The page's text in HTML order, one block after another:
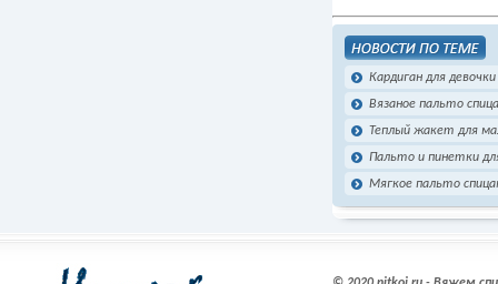
Кардиган для девочки
Вязаное пальто
Теплый жакет для
Пальто и пинетки
Мягкое пальто